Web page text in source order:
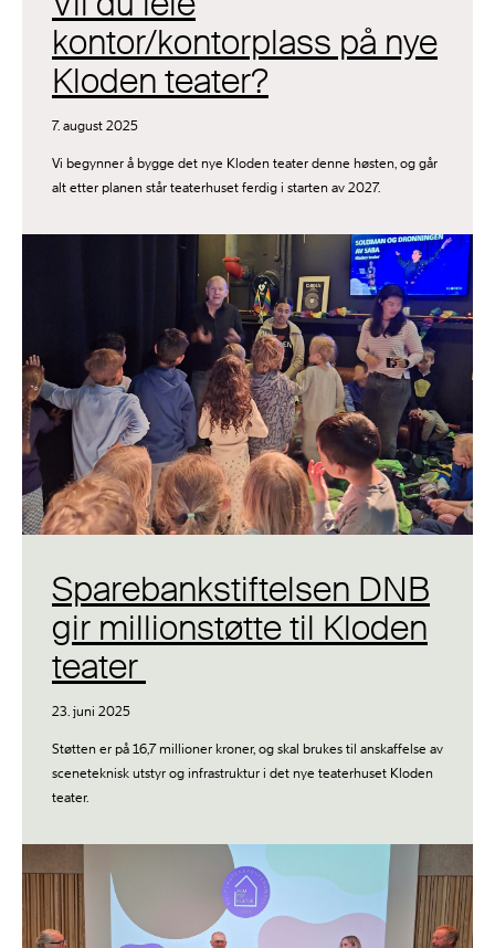
kontor/kontorplass på nye
Kloden teater?
7. august 2025
Vi begynner å bygge det nye Kloden teater denne høsten, og går
alt etter planen står teaterhuset ferdig i starten av 2027.
Sparebankstiftelsen DNB
gir millionstøtte til Kloden
teater
23. juni 2025
Støtten er på 16,7 millioner kroner, og skal brukes til anskaffelse av
sceneteknisk utstyr og infrastruktur i det nye teaterhuset Kloden
teater.